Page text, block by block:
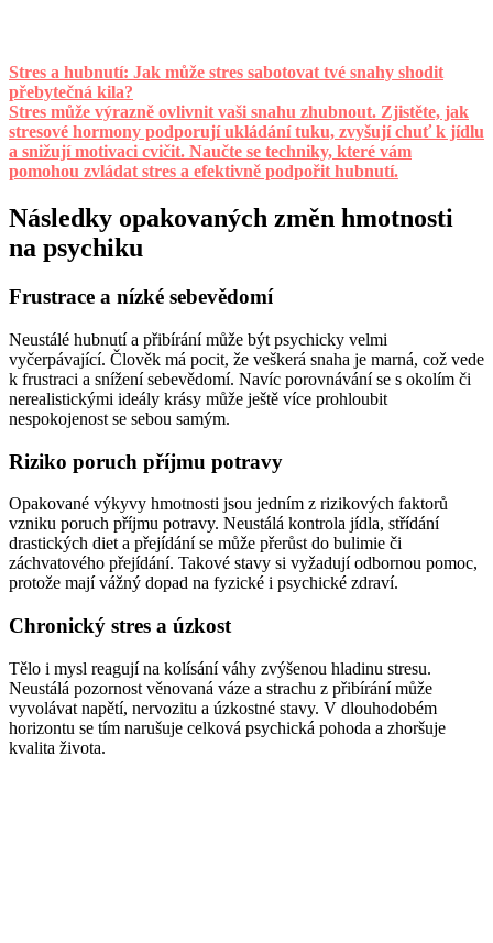
Stres a hubnutí: Jak může stres sabotovat tvé snahy shodit
přebytečná kila?
Stres může výrazně ovlivnit vaši snahu zhubnout. Zjistěte, jak
stresové hormony podporují ukládání tuku, zvyšují chuť k jídlu
a snižují motivaci cvičit. Naučte se techniky, které vám
pomohou zvládat stres a efektivně podpořit hubnutí.
Následky opakovaných změn hmotnosti
na psychiku
Frustrace a nízké sebevědomí
Neustálé hubnutí a přibírání může být psychicky velmi
vyčerpávající. Člověk má pocit, že veškerá snaha je marná, což vede
k frustraci a snížení sebevědomí. Navíc porovnávání se s okolím či
nerealistickými ideály krásy může ještě více prohloubit
nespokojenost se sebou samým.
Riziko poruch příjmu potravy
Opakované výkyvy hmotnosti jsou jedním z rizikových faktorů
vzniku poruch příjmu potravy. Neustálá kontrola jídla, střídání
drastických diet a přejídání se může přerůst do bulimie či
záchvatového přejídání. Takové stavy si vyžadují odbornou pomoc,
protože mají vážný dopad na fyzické i psychické zdraví.
Chronický stres a úzkost
Tělo i mysl reagují na kolísání váhy zvýšenou hladinu stresu.
Neustálá pozornost věnovaná váze a strachu z přibírání může
vyvolávat napětí, nervozitu a úzkostné stavy. V dlouhodobém
horizontu se tím narušuje celková psychická pohoda a zhoršuje
kvalita života.